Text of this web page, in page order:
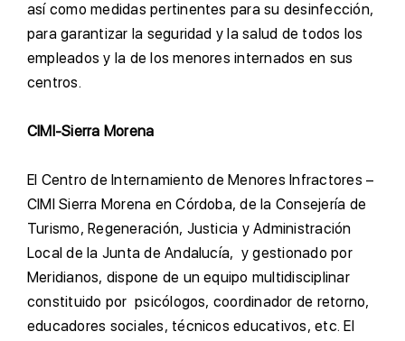
así como medidas pertinentes para su desinfección,
para garantizar la seguridad y la salud de todos los
empleados y la de los menores internados en sus
centros.
CIMI-Sierra Morena
El Centro de Internamiento de Menores Infractores –
CIMI Sierra Morena en Córdoba, de la Consejería de
Turismo, Regeneración, Justicia y Administración
Local de la Junta de Andalucía, y gestionado por
Meridianos, dispone de un equipo multidisciplinar
constituido por psicólogos, coordinador de retorno,
educadores sociales, técnicos educativos, etc. El